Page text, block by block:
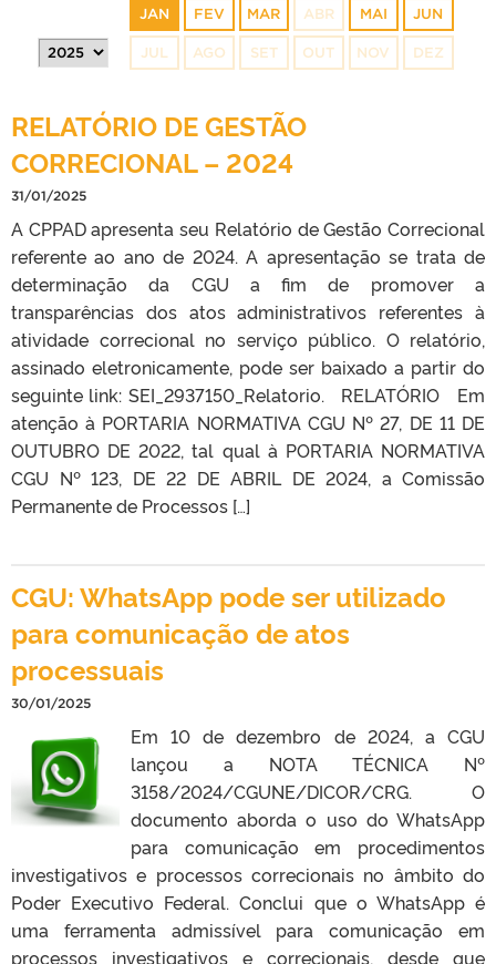
JAN FEV MAR ABR MAI JUN
JUL AGO SET OUT NOV DEZ
RELATÓRIO DE GESTÃO
CORRECIONAL – 2024
31/01/2025
A CPPAD apresenta seu Relatório de Gestão Correcional
referente ao ano de 2024. A apresentação se trata de
determinação da CGU a fim de promover a
transparências dos atos administrativos referentes à
atividade correcional no serviço público. O relatório,
assinado eletronicamente, pode ser baixado a partir do
seguinte link: SEI_2937150_Relatorio. RELATÓRIO Em
atenção à PORTARIA NORMATIVA CGU Nº 27, DE 11 DE
OUTUBRO DE 2022, tal qual à PORTARIA NORMATIVA
CGU Nº 123, DE 22 DE ABRIL DE 2024, a Comissão
Permanente de Processos […]
CGU: WhatsApp pode ser utilizado
para comunicação de atos
processuais
30/01/2025
Em 10 de dezembro de 2024, a CGU
lançou a NOTA TÉCNICA Nº
3158/2024/CGUNE/DICOR/CRG. O
documento aborda o uso do WhatsApp
para comunicação em procedimentos
investigativos e processos correcionais no âmbito do
Poder Executivo Federal. Conclui que o WhatsApp é
uma ferramenta admissível para comunicação em
processos investigativos e correcionais, desde que